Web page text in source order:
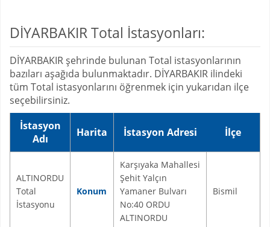
DİYARBAKIR Total İstasyonları:
DİYARBAKIR şehrinde bulunan Total istasyonlarının
bazıları aşağıda bulunmaktadır. DİYARBAKIR ilindeki
tüm Total istasyonlarını öğrenmek için yukarıdan ilçe
seçebilirsiniz.
İstasyon
Adı
Harita İstasyon Adresi İlçe
ALTINORDU
Total
İstasyonu
Konum
Karşıyaka Mahallesi
Şehit Yalçın
Yamaner Bulvarı
No:40 ORDU
ALTINORDU
Bismil